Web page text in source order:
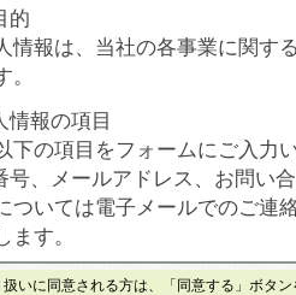
的
情報は、当社の各事業に関す
情報の項目
下の項目をフォームにご入力
号、メールアドレス、お問い
ついては電子メールでのご連
す。
できない方法による個人情報
扱いに同意される方は、「同意する」ボタ